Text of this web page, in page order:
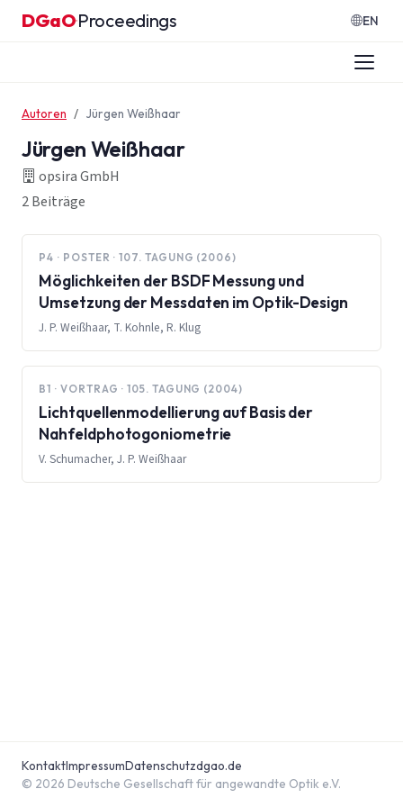
Zum Inhalt springen
DGaO·Proceedings EN
Autoren Jürgen Weißhaar
Jürgen Weißhaar
opsira GmbH
2 Beiträge
P4 · POSTER · 107. TAGUNG (2006)
Möglichkeiten der BSDF Messung und
Umsetzung der Messdaten im Optik-Design
J. P. Weißhaar, T. Kohnle, R. Klug
B1 · VORTRAG · 105. TAGUNG (2004)
Lichtquellenmodellierung auf Basis der
Nahfeldphotogoniometrie
V. Schumacher, J. P. Weißhaar
© 2026 Deutsche Gesellschaft für angewandte Optik e.V.
KontaktImpressumDatenschutzdgao.de